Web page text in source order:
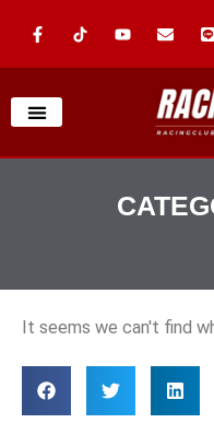
F
a
e
o
o
-
o
t
n
e
l
o
p
e
L
i
It seems we can't find